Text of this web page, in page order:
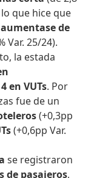
que hice que
de
Var. 25/24).
la estada
4 en VUTs. Por
fue de un
(+0,3pp
(+0,6pp Var.
se registraron
de pasajeros,